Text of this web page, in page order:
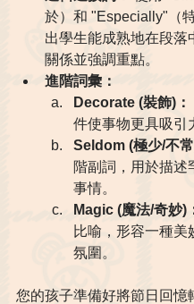
於）和 "Especially"（
出學生能成熟地在段落
關係並強調重點。
進階詞彙：
Decorate (裝飾)：
件使事物更具吸引
Seldom (極少/不常
階副詞，用於描述
事情。
Magic (魔法/奇妙)
比喻，形容一種美
氛圍。
您的孩子準備好將節日回憶